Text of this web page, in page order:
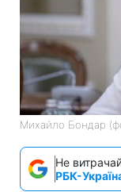
Михайло Бондар
Не
РБК-